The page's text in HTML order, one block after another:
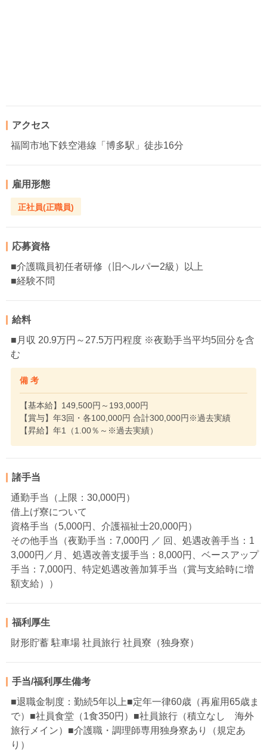
アクセス
福岡市地下鉄空港線「博多駅」徒歩16分
雇用形態
正社員(正職員)
応募資格
■介護職員初任者研修（旧ヘルパー2級）以上
■経験不問
給料
■月収 20.9万円～27.5万円程度 ※夜勤手当平均5回分を含
む
備 考
【基本給】149,500円～193,000円
【賞与】年3回・各100,000円 合計300,000円※過去実績
【昇給】年1（1.00％～※過去実績）
諸手当
通勤手当（上限：30,000円）
借上げ寮について
資格手当（5,000円、介護福祉士20,000円）
その他手当（夜勤手当：7,000円 ／ 回、処遇改善手当：1
3,000円／月、処遇改善支援手当：8,000円、ベースアップ
手当：7,000円、特定処遇改善加算手当（賞与支給時に増
額支給））
福利厚生
財形貯蓄 駐車場 社員旅行 社員寮（独身寮）
手当/福利厚生備考
■退職金制度：勤続5年以上■定年一律60歳（再雇用65歳ま
で）■社員食堂（1食350円）■社員旅行（積立なし 海外
旅行メイン）■介護職・調理師専用独身寮あり（規定あ
り）